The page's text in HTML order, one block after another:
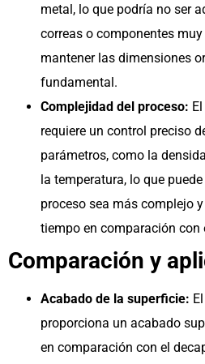
metal, lo que podría no ser
correas o componentes
mantener las dimensiones
fundamental.
Complejidad del proceso:
requiere un control preciso
parámetros, como la
la temperatura, lo que
proceso sea más complejo
tiempo en comparación con
Comparación y
Acabado de la superficie:
proporciona un acabado
en comparación con el